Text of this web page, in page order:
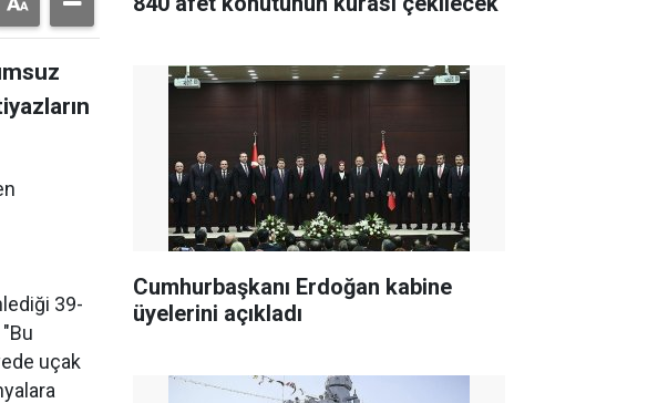
39-
uçak
Cumhurbaşkanı Erdoğan kabine
üyelerini açıkladı